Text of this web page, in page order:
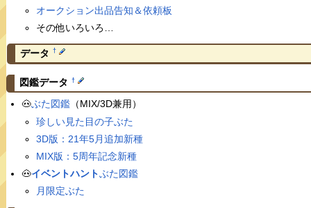
オークション出品告知＆依頼板
その他いろいろ…
データ †
図鑑データ †
🐽ぶた図鑑（MIX/3D兼用）
珍しい見た目の子ぶた
3D版：21年5月追加新種
MIX版：5周年記念新種
🐽イベントハントぶた図鑑
月限定ぶた